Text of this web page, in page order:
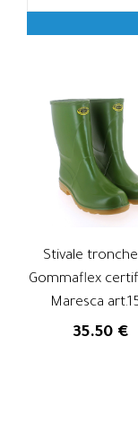
Stivale
Gommaflex
Maresca
35.50 €